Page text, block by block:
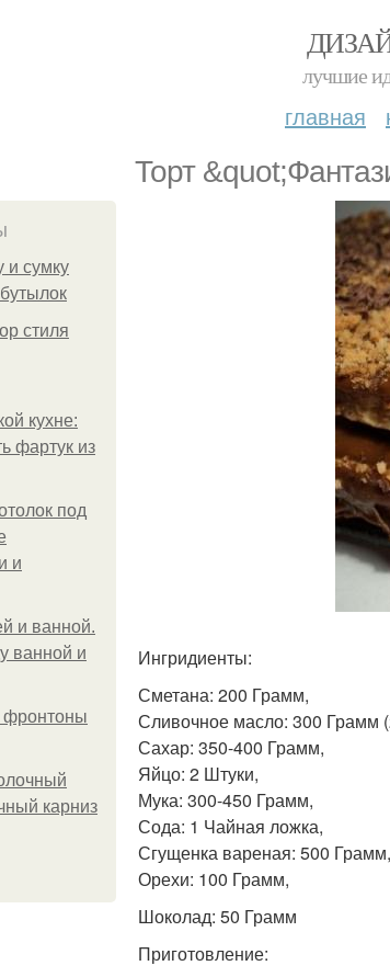
лучшие
главная
Торт
и сумку
стиля
кухне:
фартук из
под
и
и ванной.
ванной и
фронтоны
карниз
Ингридиенты:
Сметана: 200 Грамм,
Сливочное масло: 300 Грамм
Сахар: 350-400 Грамм,
Яйцо: 2 Штуки,
Мука: 300-450 Грамм,
Сода: 1 Чайная ложка,
Сгущенка вареная: 500 Грамм,
Орехи: 100 Грамм,
Шоколад: 50 Грамм
Приготовление: